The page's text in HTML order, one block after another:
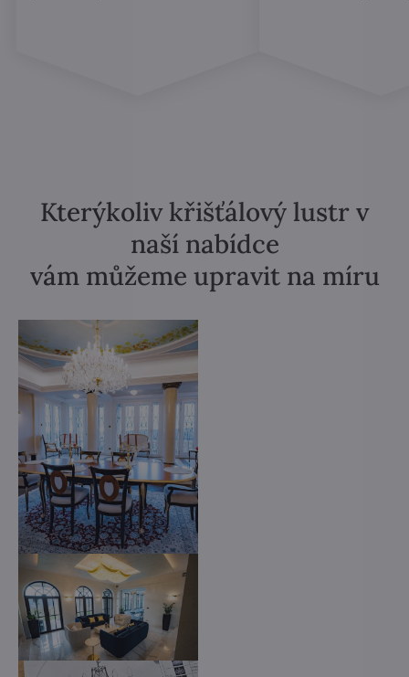
Kterýkoliv křišťálový lustr v
naší nabídce
vám můžeme upravit na míru